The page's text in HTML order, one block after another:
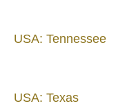
USA: Tennessee
USA: Texas